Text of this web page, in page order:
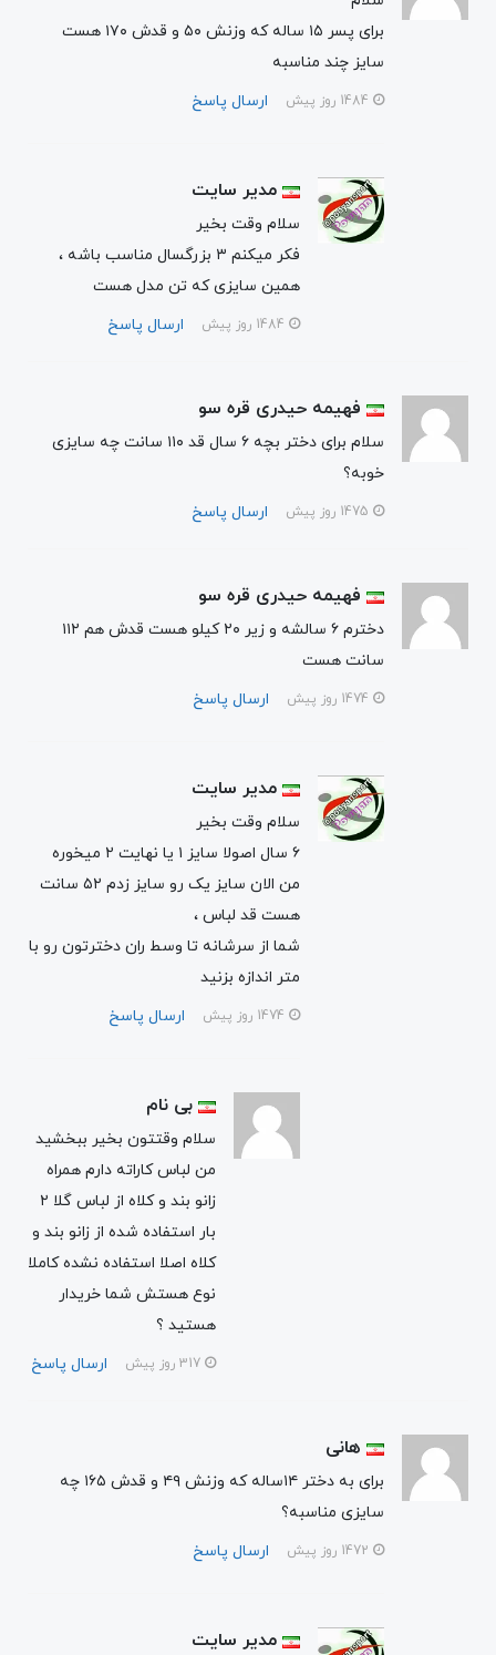
برای پسر ۱۵ ساله که وزنش ۵۰ و قدش ۱۷۰ هست
سایز چند مناسبه
ارسال پاسخ
مدیر سایت
سلام وقت بخیر
فکر میکنم ۳ بزرگسال مناسب باشه ،
همین سایزی که تن مدل هست
ارسال پاسخ
فهیمه حیدری قره سو
سلام برای دختر بچه ۶ سال قد ۱۱۰ سانت چه سایزی
خوبه؟
ارسال پاسخ
فهیمه حیدری قره سو
دخترم ۶ سالشه و زیر ۲۰ کیلو هست قدش هم ۱۱۲
سانت هست
ارسال پاسخ
مدیر سایت
سلام وقت بخیر
۶ سال اصولا سایز ۱ یا نهایت ۲ میخوره
من الان سایز یک رو سایز زدم ۵۲ سانت
هست قد لباس ،
شما از سرشانه تا وسط ران دخترتون رو با
متر اندازه بزنید
ارسال پاسخ
بی نام
سلام وقتتون بخیر ببخشید
من لباس کاراته دارم همراه
زانو بند و ‌کلاه از لباس گلا ۲
بار استفاده شده از زانو بند و
کلاه اصلا استفاده نشده کاملا
نوع هستش شما خریدار
هستید ؟
ارسال پاسخ
هانی
برای به دختر ۱۴ساله که وزنش ۴۹ و قدش ۱۶۵ چه
سایزی مناسبه؟
ارسال پاسخ
مدیر سایت